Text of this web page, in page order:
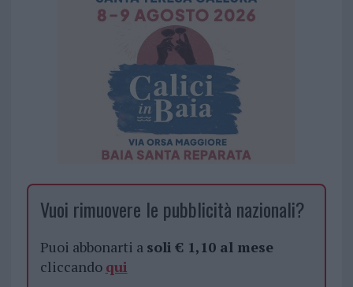
Vuoi rimuovere le pubblicità nazionali?
Puoi abbonarti a soli € 1,10 al mese
cliccando qui